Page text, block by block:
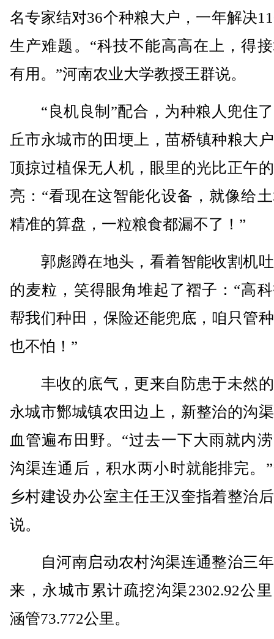
名专家结对36个种粮大户，一年解决
生产难题。“科技不能高高在上，得
有用。”河南农业大学教授王群说。
“良机良制”配合，为种粮人兜住
丘市永城市的田埂上，苗桥镇种粮大
顶掠过植保无人机，眼里的光比正午
亮：“看现在这智能化设备，就像给
精准的算盘，一粒粮食都漏不了！”
郭彪蹲在地头，看着智能收割机
的麦粒，笑得眼角堆起了褶子：“高
帮我们种田，保险还能兜底，咱只管
也不怕！”
丰收的底气，更来自防患于未然
永城市酂城镇农田边上，新整治的沟
血管遍布田野。“过去一下大雨就内
沟渠连通后，积水两小时就能排完。
乡村建设办公室主任王汉奎指着整治
说。
自河南启动农村沟渠连通整治三
来，永城市累计疏挖沟渠2302.92公
涵管73.772公里。